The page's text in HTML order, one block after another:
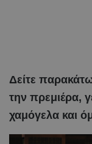
Δείτε
την πρεμιέρα,
χαμόγελα και